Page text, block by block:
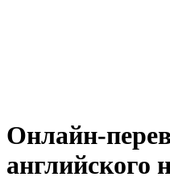
Онлайн-
английского